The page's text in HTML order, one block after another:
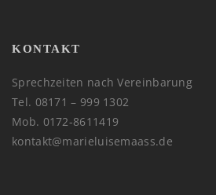
KONTAKT
Sprechzeiten nach Vereinbarung
Tel. 08171 – 999 1302
Mob. 0172-8611419
kontakt@marieluisemaass.de